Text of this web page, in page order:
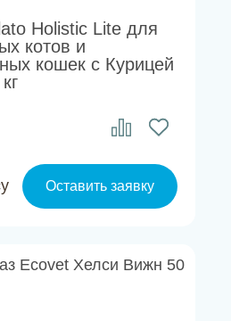
Holistic Lite для
котов и
кошек с Курицей
Оставить заявку